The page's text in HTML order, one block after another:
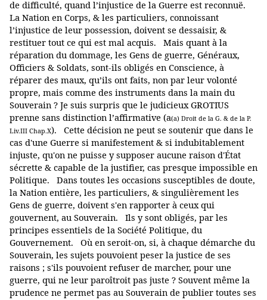
de difficulté, quand l’injustice de la Guerre est reconnuë.
La Nation en Corps, & les particuliers, connoissant
l’injustice de leur possession, doivent se dessaisir, &
restituer tout ce qui est mal acquis. Mais quant à la
réparation du dommage, les Gens de guerre, Généraux,
Officiers & Soldats, sont-ils obligés en Conscience, à
réparer des maux, qu’ils ont faits, non par leur volonté
propre, mais comme des instruments dans la main du
Souverain ? Je suis surpris que le judicieux GROTIUS
prenne sans distinction l’affirmative (a(a) Droit de la G. & de la P.
Liv.III Chap.X). Cette décision ne peut se soutenir que dans le
cas d'une Guerre si manifestement & si indubitablement
injuste, qu'on ne puisse y supposer aucune raison d'État
sécrette & capable de la justifier, cas presque impossible en
Politique. Dans toutes les occasions susceptibles de doute,
la Nation entière, les particuliers, & singulièrement les
Gens de guerre, doivent s'en rapporter à ceux qui
gouvernent, au Souverain. Ils y sont obligés, par les
principes essentiels de la Société Politique, du
Gouvernement. Où en seroit-on, si, à chaque démarche du
Souverain, les sujets pouvoient peser la justice de ses
raisons ; s'ils pouvoient refuser de marcher, pour une
guerre, qui ne leur paroîtroit pas juste ? Souvent même la
prudence ne permet pas au Souverain de publier toutes ses